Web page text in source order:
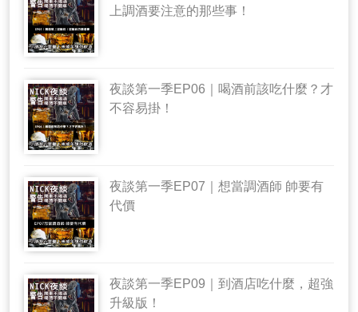
上調酒要注意的那些事！
夜談第一季EP06｜喝酒前該吃什麼？才
不容易掛！
夜談第一季EP07｜想當調酒師 帥要有
代價
夜談第一季EP09｜到酒店吃什麼，超強
升級版！